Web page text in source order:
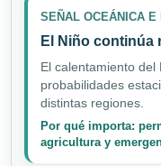
SEÑAL OCEÁNICA E
El Niño continúa
El calentamiento
probabilidades
distintas regiones.
Por qué importa:
agricultura y